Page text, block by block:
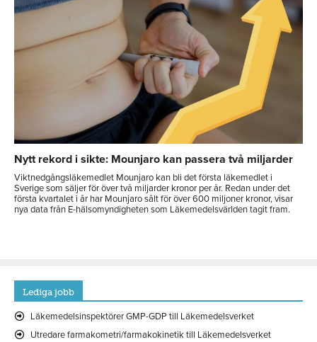
Nytt rekord i sikte: Mounjaro kan passera två miljarder
Viktnedgångsläkemedlet Mounjaro kan bli det första läkemedlet i
Sverige som säljer för över två miljarder kronor per år. Redan under det
första kvartalet i år har Mounjaro sålt för över 600 miljoner kronor, visar
nya data från E-hälsomyndigheten som Läkemedelsvärlden tagit fram.
Lediga jobb
Läkemedelsinspektörer GMP-GDP till Läkemedelsverket
Utredare farmakometri/farmakokinetik till Läkemedelsverket